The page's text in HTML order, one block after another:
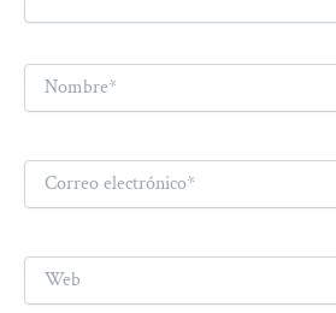
Nombre*
Correo
electrónico*
Web